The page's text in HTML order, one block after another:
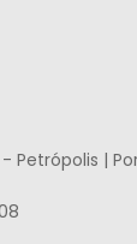
Petrópolis |